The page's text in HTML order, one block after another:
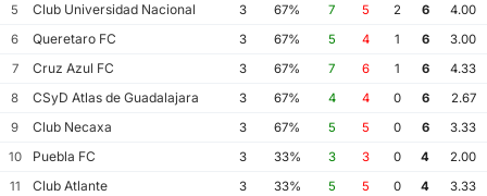
5
Club Universidad Nacional 3 67% 7 5 2 6
4.00
6
Queretaro FC 3 67% 5 4 1 6
3.00
7
Cruz Azul FC 3 67% 7 6 1 6
4.33
8
CSyD Atlas de Guadalajara 3 67% 4 4 0 6
2.67
9
Club Necaxa 3 67% 5 5 0 6
3.33
10
Puebla FC 3 33% 3 3 0 4
2.00
11
Club Atlante 3 33% 5 5 0 4
3.33